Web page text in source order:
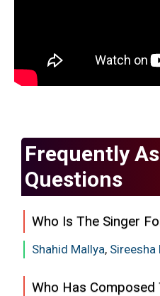
Frequently
Questions
Who Is The Singer
Shahid Mallya, Sireesha
Who Has Composed